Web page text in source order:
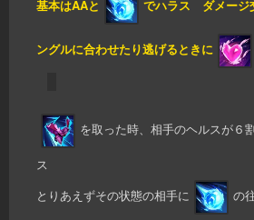
基本はAAと でハラス ダメージ
ングルに合わせたり逃げるときに
を取った時、相手のヘルスが６
ス
とりあえずその状態の相手に
の